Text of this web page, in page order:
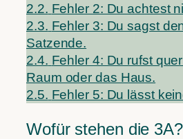
2.2. Fehler 2: Du achtest
2.3. Fehler 3: Du sagst
Satzende.
2.4. Fehler 4: Du rufst
Raum oder das Haus.
2.5. Fehler 5: Du lässt
Wofür stehen die 3A?